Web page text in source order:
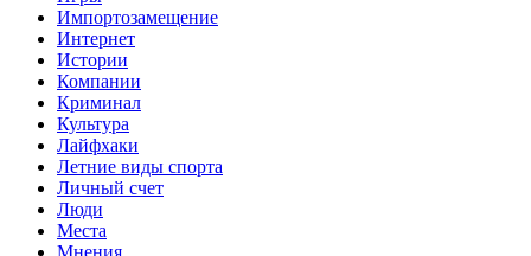
Импортозамещение
Интернет
Истории
Компании
Криминал
Культура
Лайфхаки
Летние виды спорта
Личный счет
Люди
Места